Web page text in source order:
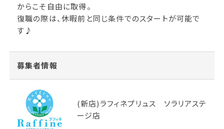
からこそ自由に取得。
復職の際は、休暇前と同じ条件でのスタートが可能で
す♪
募集者情報
(新店)ラフィネプリュス ソラリアステ
ージ店